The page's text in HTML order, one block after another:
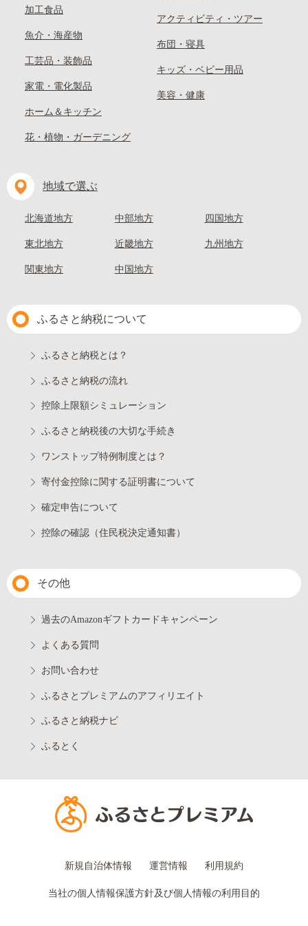
加工食品
魚介・海産物
工芸品・装飾品
家電・電化製品
ホーム＆キッチン
花・植物・ガーデニング
アクティビティ・ツアー
布団・寝具
キッズ・ベビー用品
美容・健康
地域で選ぶ
北海道地方
東北地方
関東地方
中部地方
近畿地方
中国地方
四国地方
九州地方
ふるさと納税について
ふるさと納税とは？
ふるさと納税の流れ
控除上限額シミュレーション
ふるさと納税後の大切な手続き
ワンストップ特例制度とは？
寄付金控除に関する証明書について
確定申告について
控除の確認（住民税決定通知書）
その他
過去のAmazonギフトカードキャンペーン
よくある質問
お問い合わせ
ふるさとプレミアムのアフィリエイト
ふるさと納税ナビ
ふるとく
新規自治体情報 運営情報 利用規約
当社の個人情報保護方針及び個人情報の利用目的